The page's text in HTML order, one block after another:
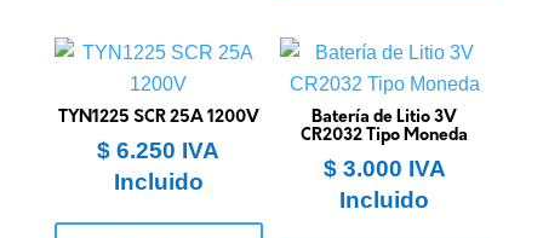
TYN1225 SCR 25A 1200V
$ 6.250 IVA
Incluido
Batería de Litio 3V
CR2032 Tipo Moneda
$3.000 IVA
Incluido